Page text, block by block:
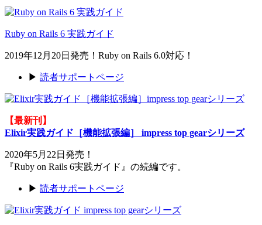
Ruby on Rails 6 実践ガイド
2019年12月20日発売！Ruby on Rails 6.0対応！
▶ 読者サポートページ
【最新刊】
Elixir実践ガイド［機能拡張編］ impress top gearシリーズ
2020年5月22日発売！
『Ruby on Rails 6実践ガイド』の続編です。
▶ 読者サポートページ